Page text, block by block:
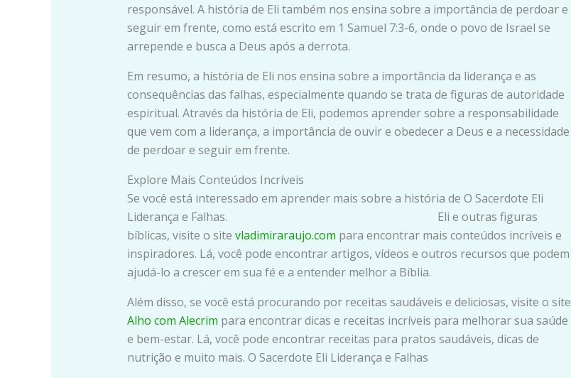
responsável. A história de Eli também nos ensina sobre a importância de perdoar e
seguir em frente, como está escrito em 1 Samuel 7:3-6, onde o povo de Israel se
arrepende e busca a Deus após a derrota.
Em resumo, a história de Eli nos ensina sobre a importância da liderança e as
consequências das falhas, especialmente quando se trata de figuras de autoridade
espiritual. Através da história de Eli, podemos aprender sobre a responsabilidade
que vem com a liderança, a importância de ouvir e obedecer a Deus e a necessidade
de perdoar e seguir em frente.
Explore Mais Conteúdos Incríveis
Se você está interessado em aprender mais sobre a história de O Sacerdote Eli
Liderança e Falhas. Eli e outras figuras
bíblicas, visite o site vladimiraraujo.com para encontrar mais conteúdos incríveis e
inspiradores. Lá, você pode encontrar artigos, vídeos e outros recursos que podem
ajudá-lo a crescer em sua fé e a entender melhor a Bíblia.
Além disso, se você está procurando por receitas saudáveis e deliciosas, visite o site
Alho com Alecrim para encontrar dicas e receitas incríveis para melhorar sua saúde
e bem-estar. Lá, você pode encontrar receitas para pratos saudáveis, dicas de
nutrição e muito mais. O Sacerdote Eli Liderança e Falhas